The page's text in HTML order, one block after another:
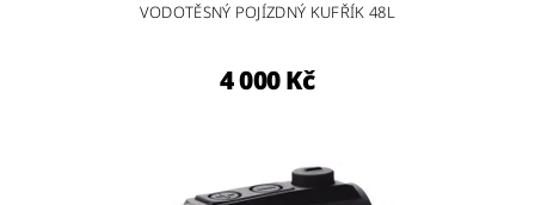
VODOTĚSNÝ POJÍZDNÝ KUFŘÍK 48L
4 000 Kč